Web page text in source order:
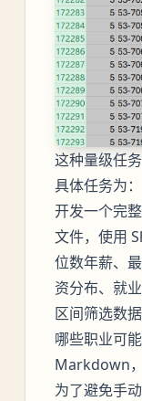
这种量级任
具体任务为：
开发一个完
文件，使用
位数年薪、
资分布、就
区间筛选数
哪些职业可
Markdown，
为了避免手